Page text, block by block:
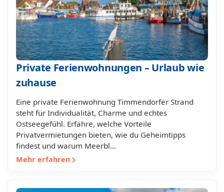
Private Ferienwohnungen – Urlaub wie
zuhause
Eine private Ferienwohnung Timmendorfer Strand
steht für Individualität, Charme und echtes
Ostseegefühl. Erfahre, welche Vorteile
Privatvermietungen bieten, wie du Geheimtipps
findest und warum Meerbl…
Mehr erfahren